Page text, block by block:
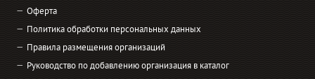
Оферта
Политика обработки персональных данных
Правила размещения организаций
Руководство по добавлению организация в каталог